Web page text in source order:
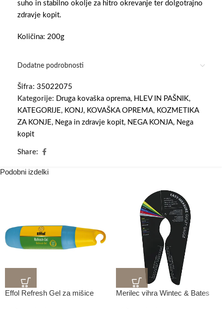
suho in stabilno okolje za hitro okrevanje ter dolgotrajno
zdravje kopit.
Količina: 200g
Dodatne podrobnosti
Šifra: 35022075
Kategorije: Druga kovaška oprema, HLEV IN PAŠNIK,
KATEGORIJE, KONJ, KOVAŠKA OPREMA, KOZMETIKA
ZA KONJE, Nega in zdravje kopit, NEGA KONJA, Nega
kopit
Share:
Podobni izdelki
Effol Refresh Gel za mišice Merilec vihra Wintec & Bates